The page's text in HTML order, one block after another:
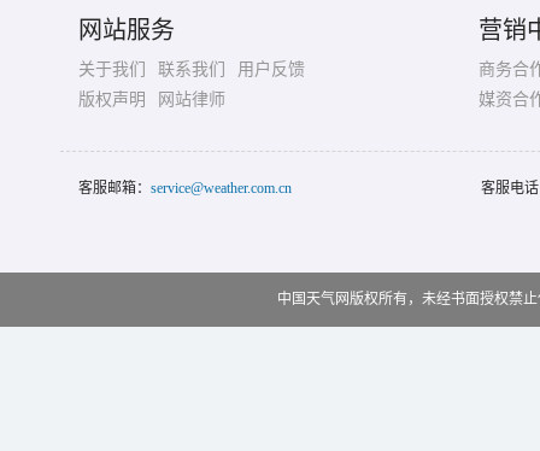
网站服务
关于我们 联系我们
用户反馈
版权声明
网站律师
营销
商务合
媒资合
客服邮箱： service@weather.com.cn 客服电
中国天气网版权所有，未经书面授权